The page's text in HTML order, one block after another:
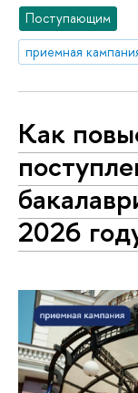
Поступающим
приемная
Как
2026